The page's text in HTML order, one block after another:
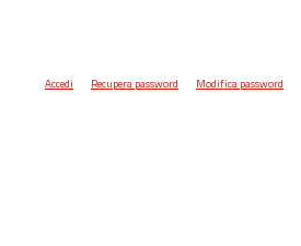
Accedi Recupera password Modifica password